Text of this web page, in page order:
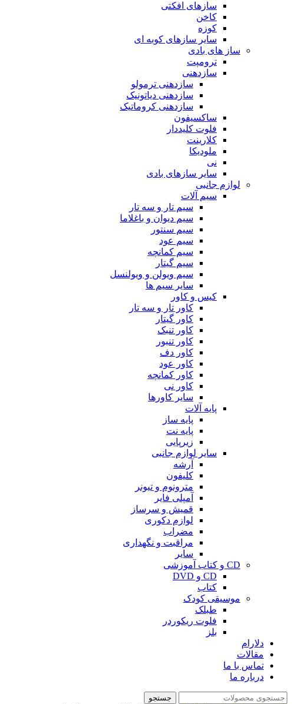
سازهای افکتی
کاخن
کوزه
سایر سازهای کوبه ای
ساز های بادی
ترومپت
سازدهنی
سازدهنی ترمولو
سازدهنی دیاتونیک
سازدهنی کروماتیک
ساکسیفون
فلوت کلیددار
کلارینت
ملودیکا
نی
سایر سازهای بادی
لوازم جانبی
سیم آلات
سیم تار و سه تار
سیم دیوان و باغلاما
سیم سنتور
سیم عود
سیم کمانچه
سیم گیتار
سیم ویولن و ویولنسل
سایر سیم ها
کیس و کاور
کاور تار و سه تار
کاور گیتار
کاور تنبک
کاور تنبور
کاور دف
کاور عود
کاور کمانچه
کاور نی
سایر کاورها
پایه آلات
پایه ساز
پایه نت
زیرپایی
سایر لوازم جانبی
آرشه
کلیفون
مترونوم و تیونر
آمپلی فایر
قمیش و سرساز
لوازم دکوری
مضراب
مراقبت و نگهداری
سایر
CD و کتاب آموزشی
CD و DVD
کتاب
موسیقی کودک
طبلک
فلوت ریکوردر
بلز
دلارام
مقالات
تماس با ما
درباره ما
جستجو